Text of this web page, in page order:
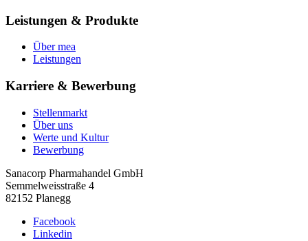
Leistungen & Produkte
Über mea
Leistungen
Karriere & Bewerbung
Stellenmarkt
Über uns
Werte und Kultur
Bewerbung
Sanacorp Pharmahandel GmbH
Semmelweisstraße 4
82152 Planegg
Facebook
Linkedin